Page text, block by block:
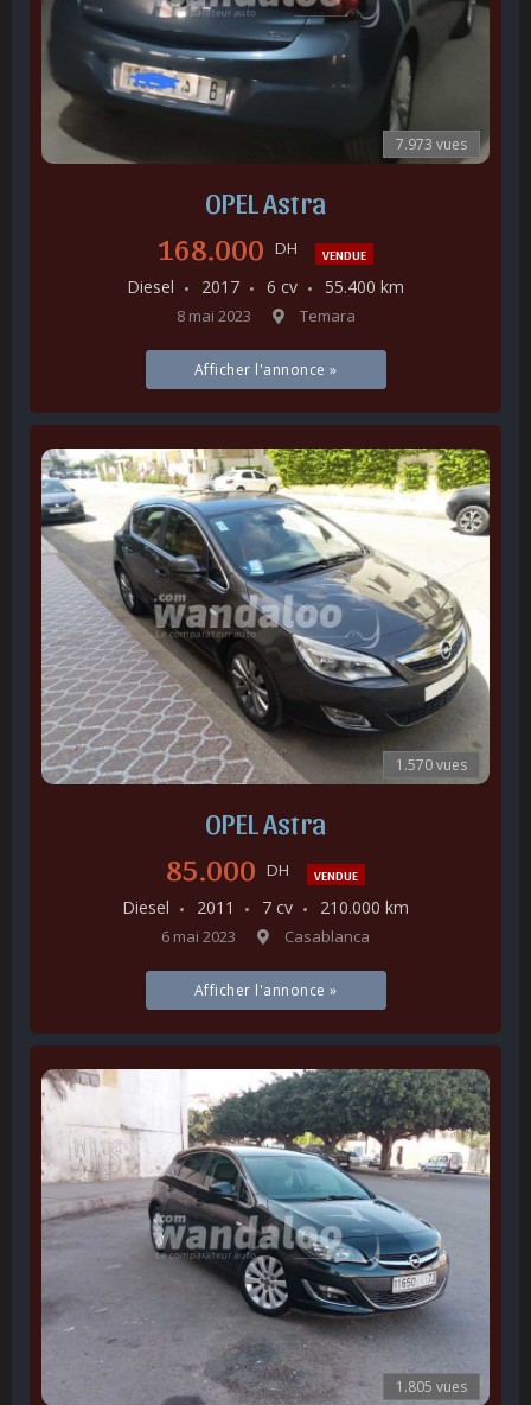
7.973 vues
OPEL Astra
168.000 DH VENDUE
Diesel 2017 6 cv 55.400 km
8 mai 2023 Temara
Afficher l'annonce »
1.570 vues
OPEL Astra
85.000 DH VENDUE
Diesel 2011 7 cv 210.000 km
6 mai 2023 Casablanca
Afficher l'annonce »
1.805 vues